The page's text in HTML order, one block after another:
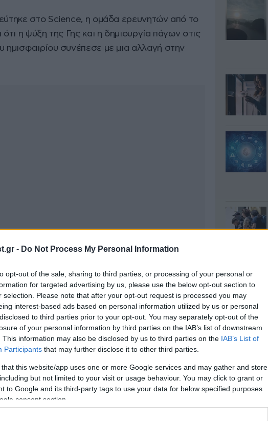
- Do Not Process My Personal Information
opt-out of the sale, sharing to third parties, or processing of your personal or
for targeted advertising by us, please use the below opt-out section to
selection. Please note that after your opt-out request is processed you may
interest-based ads based on personal information utilized by us or personal
to third parties prior to your opt-out. You may separately opt-out of the
of your personal information by third parties on the IAB’s list of downstream
This information may also be disclosed by us to third parties on the IAB’s List of
Participants that may further disclose it to other third parties.
that this website/app uses one or more Google services and may gather and store
but not limited to your visit or usage behaviour. You may click to grant or
to Google and its third-party tags to use your data for below specified purposes
consent section.
στο Science, η ομάδα ερευνητών από το
ότι η ψύξη της Γης και η δημιουργία πάγων στις
ημισφαιρίου συνέπεσε με μια αλλαγή στην
θερμότητας και διοξειδίου του άνθρακα